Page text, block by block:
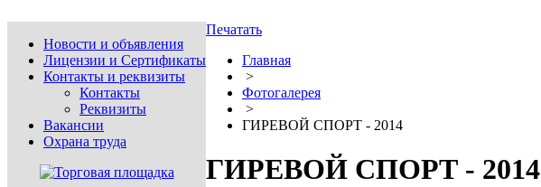
Новости и объявления
Лицензии и Сертификаты
Контакты и реквизиты
Контакты
Реквизиты
Вакансии
Охрана труда
Печатать
Главная
>
Фотогалерея
>
ГИРЕВОЙ СПОРТ - 2014
ГИРЕВОЙ СПОРТ - 2014